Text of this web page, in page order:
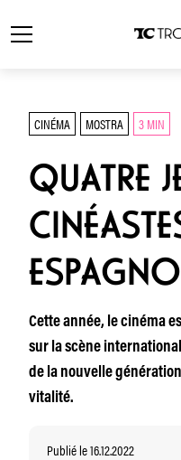
CINÉMA MOSTRA 3 MIN
QUATRE
Cette année, le cinéma
sur la scène
de la nouvelle
vitalité.
Publié le 16.12.2022